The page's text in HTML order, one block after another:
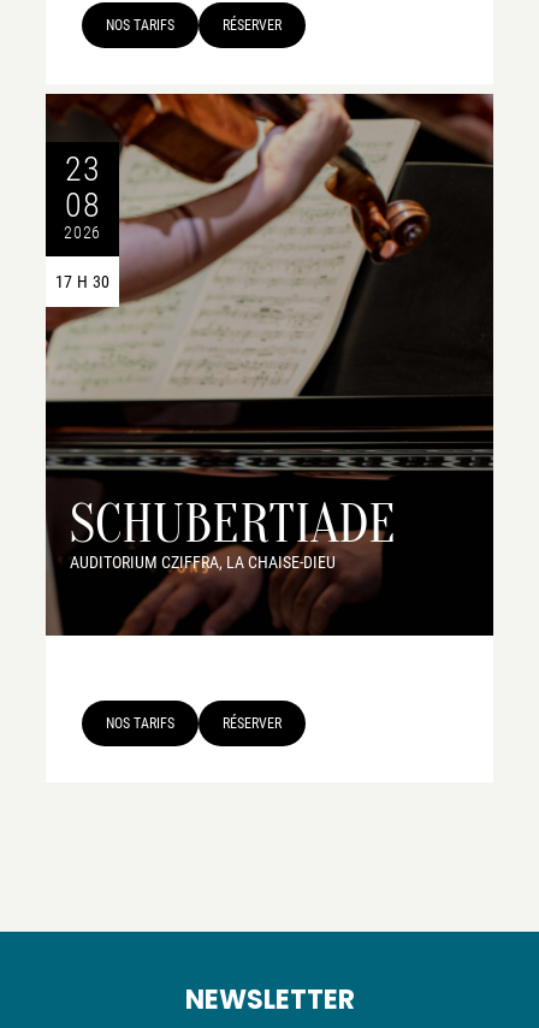
NOS TARIFS RÉSERVER
23
08
2026
17 H 30
SCHUBERTIADE
AUDITORIUM CZIFFRA, LA CHAISE-DIEU
NOS TARIFS RÉSERVER
NEWSLETTER